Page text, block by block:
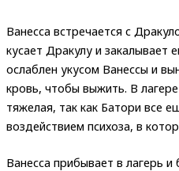
Ванесса встречается с
кусает Дракулу и закалывает
ослаблен укусом Ванессы и
кровь, чтобы выжить. В
тяжелая, так как Батори все
воздействием психоза, в
Ванесса прибывает в лагерь и